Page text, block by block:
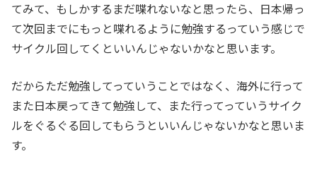
てみて、もしかするまだ喋れないなと思ったら、日本帰っ
て次回までにもっと喋れるように勉強するっていう感じで
サイクル回してくといいんじゃないかなと思います。
だからただ勉強してっていうことではなく、海外に行って
また日本戻ってきて勉強して、また行ってっていうサイク
ルをぐるぐる回してもらうといいんじゃないかなと思いま
す。